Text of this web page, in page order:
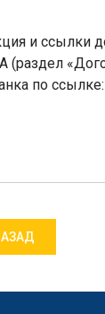
и ссылки
(раздел
по ссылке: